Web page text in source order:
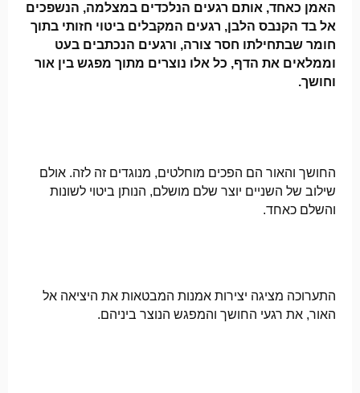
האמן כאחד, אותם רגעים הנלכדים במצלמה, הנשפכים
אל בד הקנבס הלבן, רגעים המקבלים ביטוי חזותי בתוך
חומר שבתחילתו חסר צורה, ורגעים הנכתבים בעט
וממלאים את הדף, כל אלו נוצרים מתוך מפגש בין אור
וחושך.
החושך והאור הם הפכים מוחלטים, מנוגדים זה לזה. אולם
שילוב של השניים יוצר שלם מושלם, הנותן ביטוי לשונות
והשלם כאחד.
התערוכה מציגה יצירות אמנות המבטאות את היציאה אל
האור, את רגעי החושך והמפגש הנוצר ביניהם.